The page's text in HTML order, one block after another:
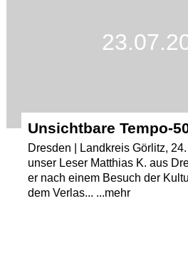
Unsichtbare Tempo-
Dresden | Landkreis Görlitz,
unser Leser Matthias K. aus
er nach einem Besuch der
dem Verlas... ...mehr